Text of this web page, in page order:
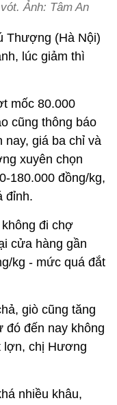
Ảnh: Tâm An
Thượng (Hà Nội)
lúc giảm thì
mốc 80.000
cũng thông báo
nay, giá ba chỉ và
xuyên chọn
180.000 đồng/kg,
đỉnh.
đi chợ
cửa hàng gần
kg - mức quá đắt
giò cũng tăng
đó đến nay không
lợn, chị Hương
nhiều khâu,